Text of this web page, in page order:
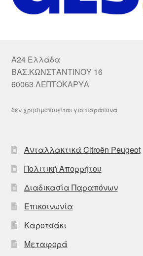
A24 Ελλάδα
ΒΑΣ.ΚΩΝΣΤΑΝΤΙΝΟΥ 16
60063 ΛΕΠΤΟΚΑΡΥΑ
δεν χρησιμοποιείται για παράπονα
Ανταλλακτικά Citroën Peugeot
Πολιτική Απορρήτου
Διαδικασία Παραπόνων
Επικοινωνία
Καροτσάκι
Μεταφορά